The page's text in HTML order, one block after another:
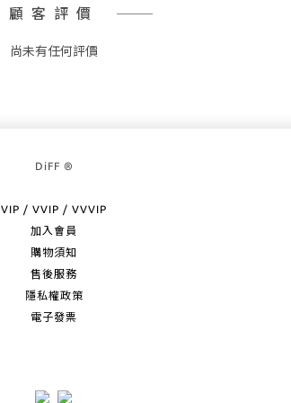
顧客評價
尚未有任何評價
DiFF ®
VIP / VVIP / VVVIP
加入會員
購物須知
售後服務
隱私權政策
電子發票